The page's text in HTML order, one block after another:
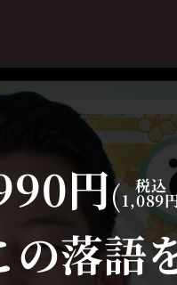
芸人 からさがす
からさがす
上演時間からさがす
円( 税込
1,089
の落語